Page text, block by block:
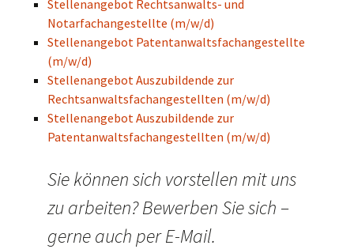
Stellenangebot Rechtsanwalts- und
Notarfachangestellte (m/w/d)
Stellenangebot Patentanwaltsfachangestellte
(m/w/d)
Stellenangebot Auszubildende zur
Rechtsanwaltsfachangestellten (m/w/d)
Stellenangebot Auszubildende zur
Patentanwaltsfachangestellten (m/w/d)
Sie können sich vorstellen mit uns
zu arbeiten? Bewerben Sie sich –
gerne auch per E-Mail.